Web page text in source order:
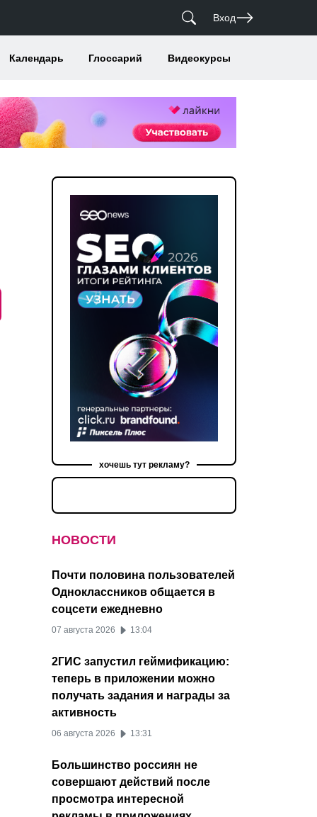
Вход
Календарь Глоссарий Видеокурсы
хочешь тут рекламу?
НОВОСТИ
Почти половина пользователей
Одноклассников общается в
соцсети ежедневно
07 августа 2026 13:04
2ГИС запустил геймификацию:
теперь в приложении можно
получать задания и награды за
активность
06 августа 2026 13:31
Большинство россиян не
совершают действий после
просмотра интересной